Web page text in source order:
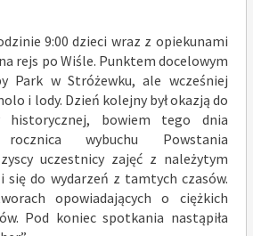
9:00 dzieci wraz z opiekunami
rejs po Wiśle. Punktem docelowym
Park w Stróżewku, ale wcześniej
i lody. Dzień kolejny był okazją do
historycznej, bowiem tego dnia
wybuchu Powstania
uczestnicy zajęć z należytym
się do wydarzeń z tamtych czasów.
opowiadających o ciężkich
Pod koniec spotkania nastąpiła